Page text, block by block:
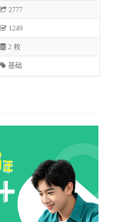
2777
1249
2 枚
基础